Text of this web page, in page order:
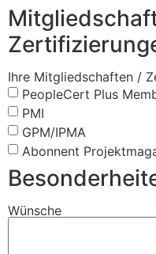
Ihre Mitgliedschaften /
PeopleCert Plus
PMI
GPM/IPMA
Abonnent
Wünsche